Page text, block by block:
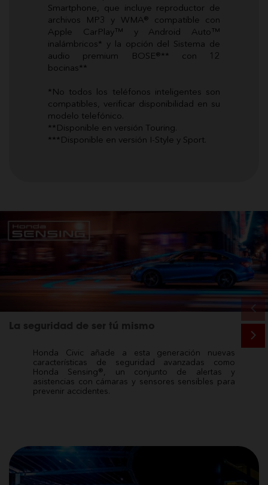
Smartphone, que incluye reproductor de
archivos MP3 y WMA® compatible con
Apple CarPlay™ y Android Auto™
inalámbricos* y la opción del Sistema de
audio premium BOSE®** con 12
bocinas**
*No todos los teléfonos inteligentes son
compatibles, verificar disponibilidad en su
modelo telefónico.
**Disponible en versión Touring.
***Disponible en versión I-Style y Sport.
La seguridad de ser tú mismo
Honda Civic añade a esta generación nuevas
características de seguridad avanzadas como
Honda Sensing®, un conjunto de alertas y
asistencias con cámaras y sensores sensibles para
prevenir accidentes.